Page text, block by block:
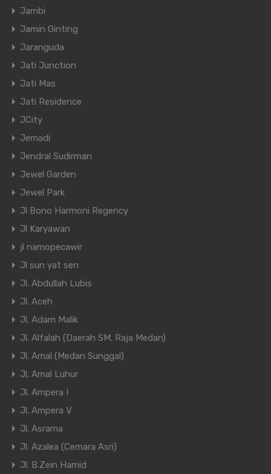
Jambi
Jamin Ginting
Jaranguda
Jati Junction
Jati Mas
Jati Residence
JCity
Jemadi
Jendral Sudirman
Jewel Garden
Jewel Park
Jl Bono Harmoni Regency
Jl Karyawan
jl namopecawir
Jl sun yat sen
Jl. Abdullah Lubis
Jl. Aceh
Jl. Adam Malik
Jl. Alfalah (Daerah SM. Raja Medan)
Jl. Amal (Medan Sunggal)
Jl. Amal Luhur
Jl. Ampera I
Jl. Ampera V
Jl. Asrama
Jl. Azalea (Cemara Asri)
Jl. B.Zein Hamid